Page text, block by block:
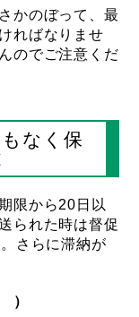
かのぼって、最
ればなりませ
のでご注意くだ
なく保
限から20日以
られた時は督促
さらに滞納が
）